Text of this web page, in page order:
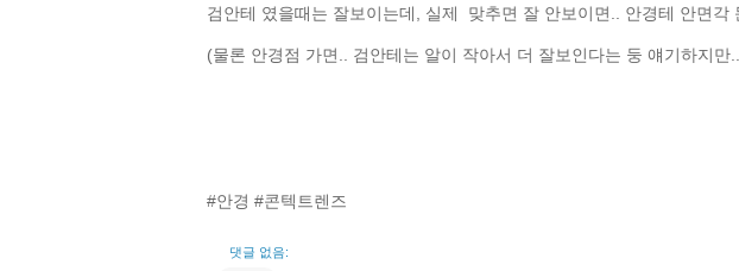
검안테 였을때는 잘보이는데, 실제 맞추면 잘 안보이면.. 안경테 안면각
(물론 안경점 가면.. 검안테는 알이 작아서 더 잘보인다는 둥 얘기하지
#안경 #콘텍트렌즈
댓글 없음: